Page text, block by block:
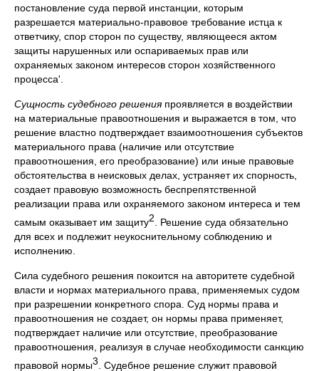
постановление суда первой инстанции, которым
разрешается материально-правовое требование истца к
ответчику, спор сторон по существу, являющееся актом
защиты нарушенных или оспариваемых прав или
охраняемых законом интересов сторон хозяйственного
процесса'.
Сущность судебного решения проявляется в воздействии
на материальные правоотношения и выражается в том, что
решение властно подтверждает взаимоотношения субъектов
материального права (наличие или отсутствие
правоотношения, его преобразование) или иные правовые
обстоятельства в неисковых делах, устраняет их спорность,
создает правовую возможность беспрепятственной
реализации права или охраняемого законом интереса и тем
самым оказывает им защиту2 . Решение суда обязательно
для всех и подлежит неукоснительному соблюдению и
исполнению.
Сила судебного решения покоится на авторитете судебной
власти и нормах материального права, применяемых судом
при разрешении конкретного спора. Суд нормы права и
правоотношения не создает, он нормы права применяет,
подтверждает наличие или отсутствие, преобразование
правоотношения, реализуя в случае необходимости санкцию
правовой нормы3 . Судебное решение служит правовой